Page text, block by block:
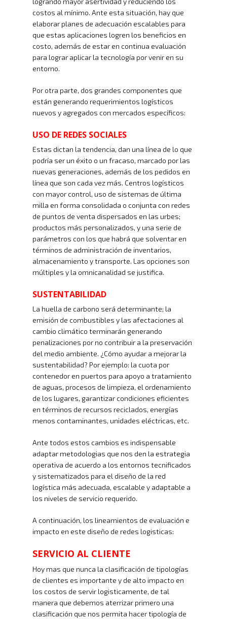
costos al mínimo. Ante esta situación, hay que
elaborar planes de adecuación escalables para
que estas aplicaciones logren los beneficios en
costo, además de estar en continua evaluación
para lograr aplicar la tecnología por venir en su
entorno.
Por otra parte, dos grandes componentes que
están generando requerimientos logísticos
nuevos y agregados con mercados específicos:
USO DE REDES SOCIALES
Estas dictan la tendencia, dan una línea de lo que
podría ser un éxito o un fracaso, marcado por las
nuevas generaciones, además de los pedidos en
línea que son cada vez más. Centros logísticos
con mayor control, uso de sistemas de última
milla en forma consolidada o conjunta con redes
de puntos de venta dispersados en las urbes;
productos más personalizados, y una serie de
parámetros con los que habrá que solventar en
términos de administración de inventarios,
almacenamiento y transporte. Las opciones son
múltiples y la omnicanalidad se justifica.
SUSTENTABILIDAD
La huella de carbono será determinante; la
emisión de combustibles y las afectaciones al
cambio climático terminarán generando
penalizaciones por no contribuir a la preservación
del medio ambiente. ¿Cómo ayudar a mejorar la
sustentabilidad? Por ejemplo: la cuota por
contenedor en puertos para apoyo a tratamiento
de aguas, procesos de limpieza, el ordenamiento
de los lugares, garantizar condiciones eficientes
en términos de recursos reciclados, energías
menos contaminantes, unidades eléctricas, etc.
Ante todos estos cambios es indispensable
adaptar metodologias que nos den la estrategia
operativa de acuerdo a los entornos tecnificados
y sistematizados para el diseño de la red
logística más adecuada, escalable y adaptable a
los niveles de servicio requerido.
A continuación, los lineamientos de evaluación e
impacto en este diseño de redes logisticas:
SERVICIO AL CLIENTE
Hoy mas que nunca la clasificación de tipologías
de clientes es importante y de alto impacto en
los costos de servir logisticamente, de tal
manera que debemos aterrizar primero una
clasificación que nos permita hacer tipología de